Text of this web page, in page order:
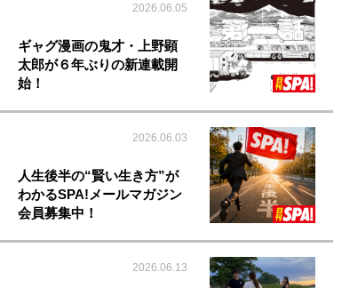
2026.06.05
ギャグ漫画の鬼才・上野顕
太郎が６年ぶりの新連載開
始！
2026.06.03
人生後半の“賢い生き方”が
わかるSPA!メールマガジン
会員募集中！
2026.06.13